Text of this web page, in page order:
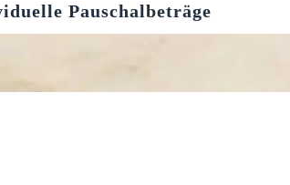
Pauschalbeträge